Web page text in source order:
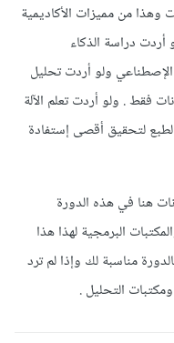
من مميزات الأكاديمية
دراسة الذكاء
ولو أردت تحليل
فقط . ولو أردت تعلم الآلة
لتحقيق أقصى إستفادة
هنا في هذه الدورة
البرمجية لهذا هذا
مناسبة لك وإذا لم ترد
التحليل .